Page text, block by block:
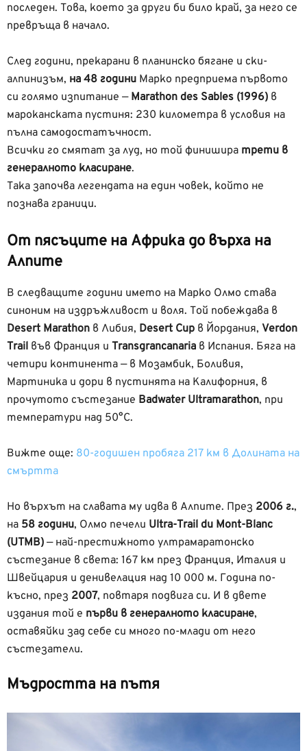
последен. Това, което за други би било край, за него се
превръща в начало.
След години, прекарани в планинско бягане и ски-
алпинизъм, на 48 години Марко предприема първото
си голямо изпитание — Marathon des Sables (1996) в
мароканската пустиня: 230 километра в условия на
пълна самодостатъчност.
Всички го смятат за луд, но той финишира трети в
генералното класиране.
Така започва легендата на един човек, който не
познава граници.
От пясъците на Африка до върха на
Алпите
В следващите години името на Марко Олмо става
синоним на издръжливост и воля. Той побеждава в
Desert Marathon в Либия, Desert Cup в Йордания, Verdon
Trail във Франция и Transgrancanaria в Испания. Бяга на
четири континента — в Мозамбик, Боливия,
Мартиника и дори в пустинята на Калифорния, в
прочутото състезание Badwater Ultramarathon, при
температури над 50°C.
Вижте още: 80-годишен пробяга 217 км в Долината на
смъртта
Но върхът на славата му идва в Алпите. През 2006 г.,
на 58 години, Олмо печели Ultra-Trail du Mont-Blanc
(UTMB) — най-престижното ултрамаратонско
състезание в света: 167 км през Франция, Италия и
Швейцария и денивелация над 10 000 м. Година по-
късно, през 2007, повтаря подвига си. И в двете
издания той е първи в генералното класиране,
оставяйки зад себе си много по-млади от него
състезатели.
Мъдростта на пътя